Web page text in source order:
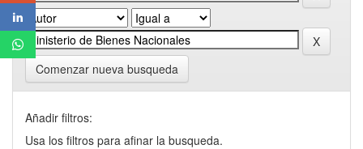
Comenzar nueva busqueda
Añadir filtros:
Usa los filtros para afinar la busqueda.